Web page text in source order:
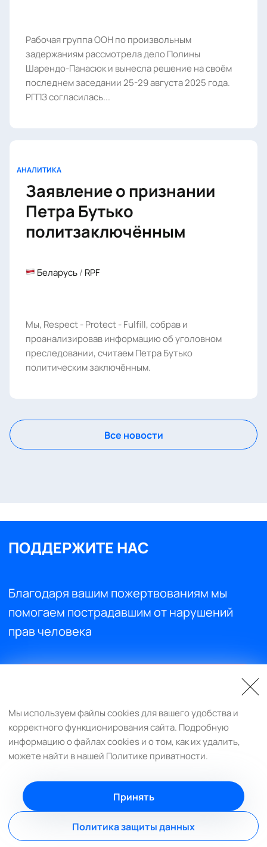
Рабочая группа ООН по произвольным
задержаниям рассмотрела дело Полины
Шарендо-Панасюк и вынесла решение на своём
последнем заседании 25-29 августа 2025 года.
РГПЗ согласилась...
АНАЛИТИКА
Заявление о признании
Петра Бутько
политзаключённым
Беларусь/ RPF
Мы, Respect - Protect - Fulfill, собрав и
проанализировав информацию об уголовном
преследовании, считаем Петра Бутько
политическим заключённым.
Все новости
ПОДДЕРЖИТЕ НАС
Благодаря вашим пожертвованиям мы
помогаем пострадавшим от нарушений
прав человека
info@respectprotectfulfill.org
© Respect-Protect-Fulfill, 2022-2026
Мы используем файлы cookies для вашего удобства и
корректного функционирования сайта. Подробную
информацию о файлах cookies и о том, как их удалить,
можете найти в нашей Политике приватности.
Политика защиты данных
Принять